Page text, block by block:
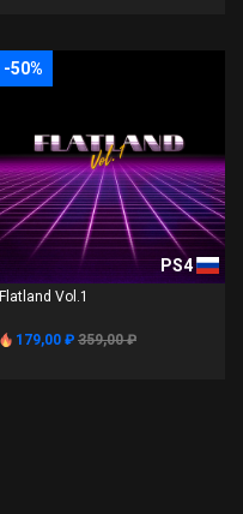
-50%
PS4
Flatland Vol.1
179,00 ₽ 359,00 ₽